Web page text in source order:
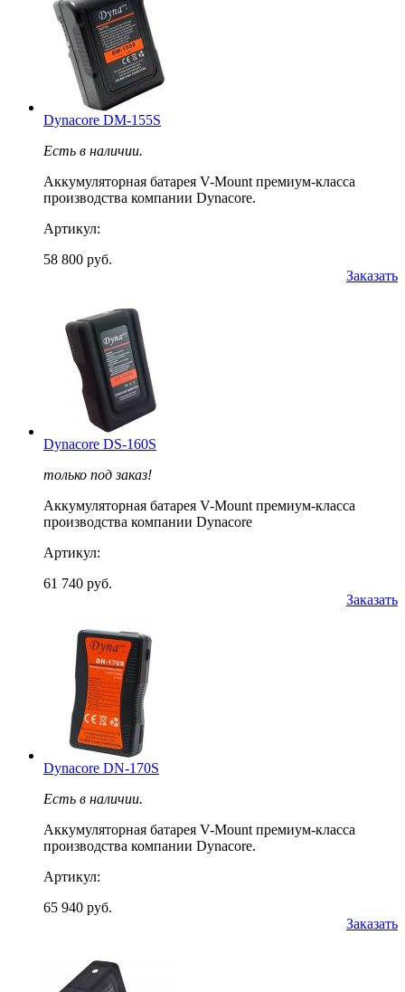
Dynacore DM-155S
Есть в наличии.
Аккумуляторная батарея V-Mount премиум-класса
производства компании Dynacore.
Артикул:
58 800 руб.
Заказать
Dynacore DS-160S
только под заказ!
Аккумуляторная батарея V-Mount премиум-класса
производства компании Dynacore
Артикул:
61 740 руб.
Заказать
Dynacore DN-170S
Есть в наличии.
Аккумуляторная батарея V-Mount премиум-класса
производства компании Dynacore.
Артикул:
65 940 руб.
Заказать